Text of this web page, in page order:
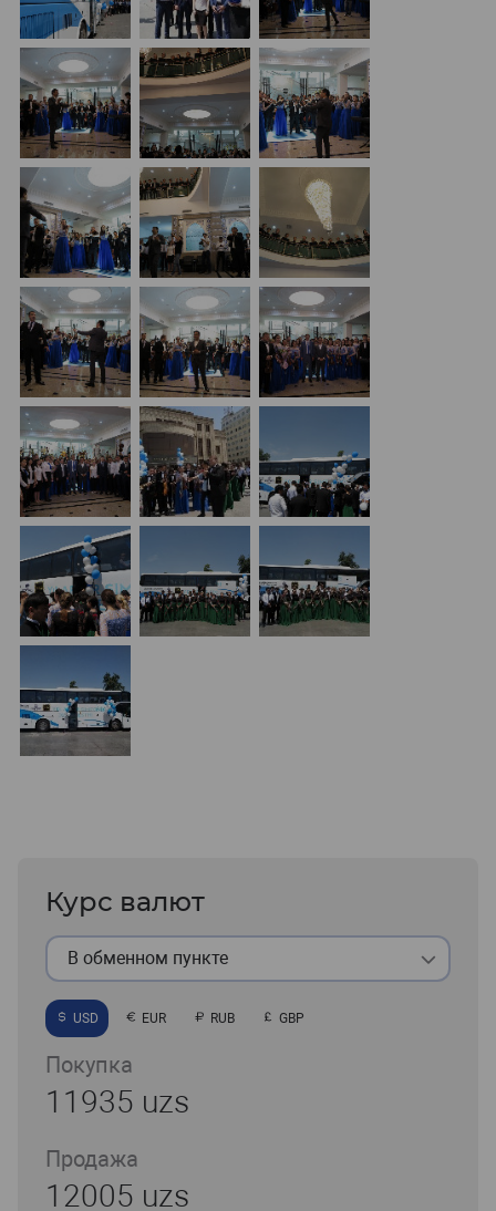
Курс валют
В обменном пункте
USD EUR RUB GBP
Покупка
11935 uzs
Продажа
12005 uzs